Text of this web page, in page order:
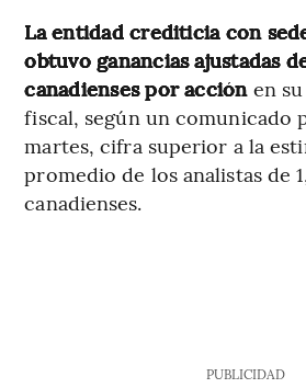
La entidad crediticia con
obtuvo ganancias ajustadas
canadienses por acción en
fiscal, según un comunicado
martes, cifra superior a la
promedio de los analistas de
canadienses.
PUBLICIDAD